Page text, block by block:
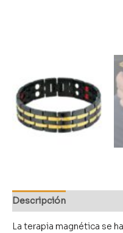
Descripción
La terapia magnética se